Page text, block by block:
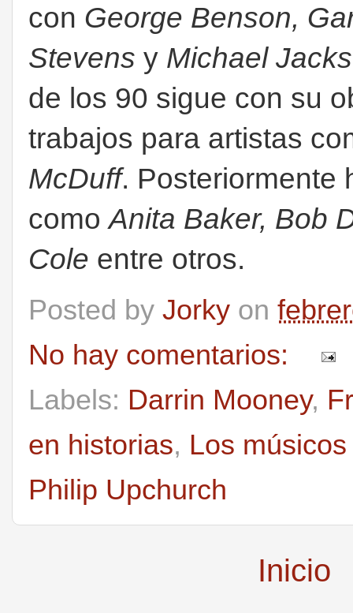
con George Benson,
Stevens y Michael
de los 90 sigue con su
trabajos para artistas
McDuff. Posteriormente
comoAnita Baker, Bob
Cole entre otros.
Posted by Jorky on
No hay comentarios:
Labels: Darrin Mooney,
en historias, Los
Philip Upchurch
Inicio